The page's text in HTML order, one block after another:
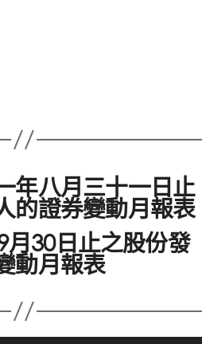
年八月三十一日止
的證券變動月報表
月30日止之股份發
動月報表